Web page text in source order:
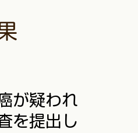
が疑われ
を提出し